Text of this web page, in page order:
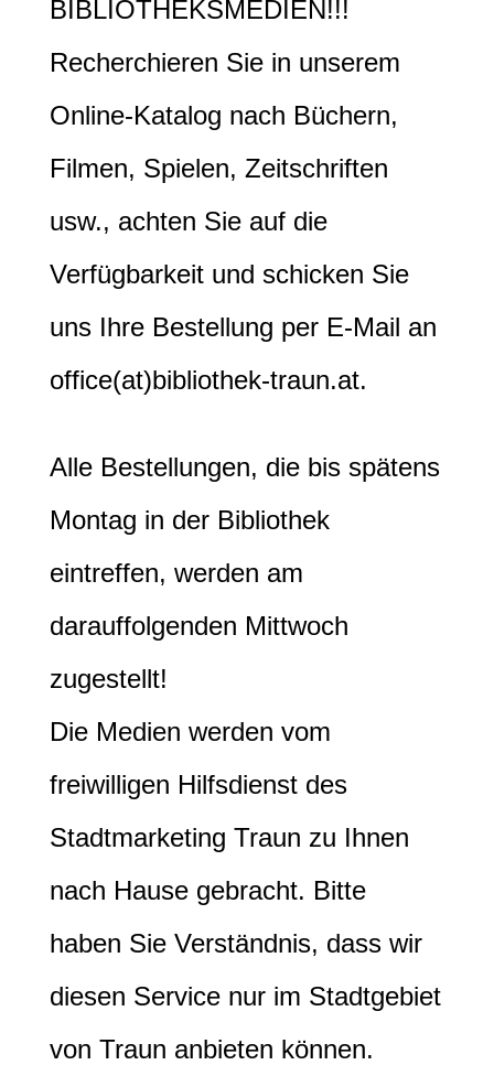
BIBLIOTHEKSMEDIEN!!!
Recherchieren Sie in unserem
Online-Katalog nach Büchern,
Filmen, Spielen, Zeitschriften
usw., achten Sie auf die
Verfügbarkeit und schicken Sie
uns Ihre Bestellung per E-Mail an
office(at)bibliothek-traun.at.
Alle Bestellungen, die bis spätens
Montag in der Bibliothek
eintreffen, werden am
darauffolgenden Mittwoch
zugestellt!
Die Medien werden vom
freiwilligen Hilfsdienst des
Stadtmarketing Traun zu Ihnen
nach Hause gebracht. Bitte
haben Sie Verständnis, dass wir
diesen Service nur im Stadtgebiet
von Traun anbieten können.